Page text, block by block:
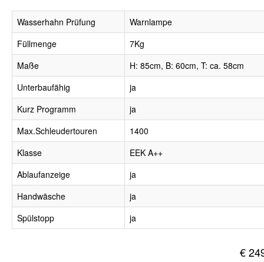
Wasserhahn Prüfung
Warnlampe
Füllmenge
7Kg
Maße
H: 85cm, B: 60cm, T: ca. 58cm
Unterbaufähig
ja
Kurz Programm
ja
Max.Schleudertouren
1400
Klasse
EEK A++
Ablaufanzeige
ja
Handwäsche
ja
Spülstopp
ja
€